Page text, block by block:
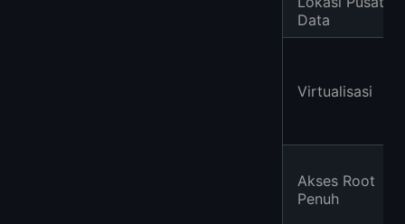
Data
Virtualisasi
Akses Root
Penuh